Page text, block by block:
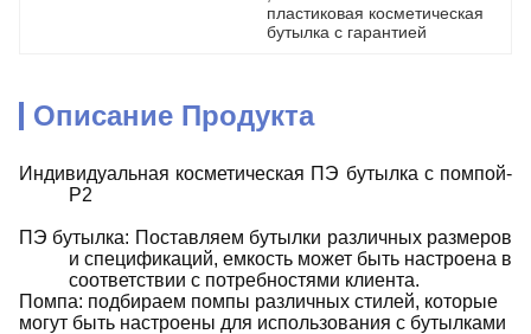
пластиковая косметическая
бутылка с гарантией
Описание Продукта
Индивидуальная косметическая ПЭ бутылка с помпой-
P2
ПЭ бутылка: Поставляем бутылки различных размеров
и спецификаций, емкость может быть настроена в
соответствии с потребностями клиента.
Помпа: подбираем помпы различных стилей, которые
могут быть настроены для использования с бутылками